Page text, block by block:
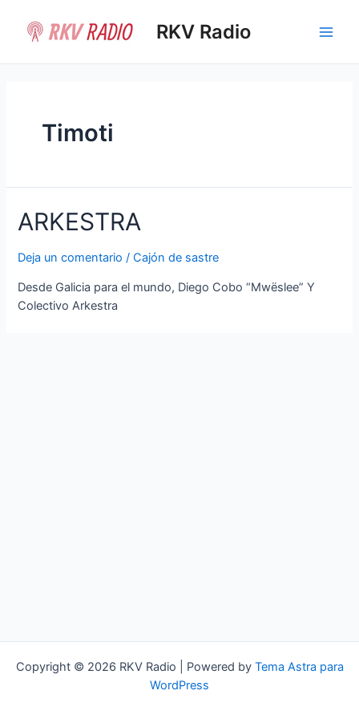
contenido
RKV Radio
Timoti
ARKESTRA
Deja un comentario /Cajón de sastre
Desde Galicia para el mundo, Diego Cobo “Mwëslee” Y
Colectivo Arkestra
Copyright © 2026 RKV Radio | Powered by Tema Astra para
WordPress